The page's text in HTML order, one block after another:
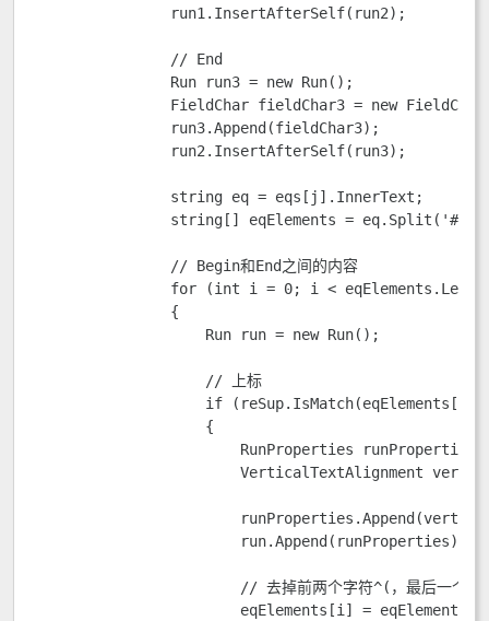
                run1.InsertAfterSelf(run2);
                // End
                Run run3 = new Run();
FieldChar fieldChar3 = new
                run3.Append(fieldChar3);
                run2.InsertAfterSelf(run3);
                string eq = eqs[j].InnerText;
                string[] eqElements = eq.Split('#');
                // Begin和End之间的内容
for (int i = 0; i <
                {
                    Run run = new Run();
                    // 上标
if
                    {
RunProperties runProperties
VerticalTextAlignment
                        run.Append(runProperties);
// 去掉前两个字符^(，最后一个字
eqElements[i] =